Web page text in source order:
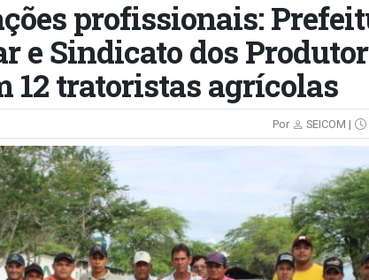
profissionais:
e Sindicato dos
12 tratoristas agrícolas
Por SEICOM |